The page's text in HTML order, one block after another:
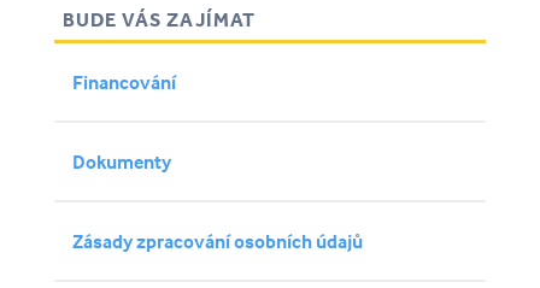
BUDE VÁS ZAJÍMAT
Financování
Dokumenty
Zásady zpracování osobních údajů